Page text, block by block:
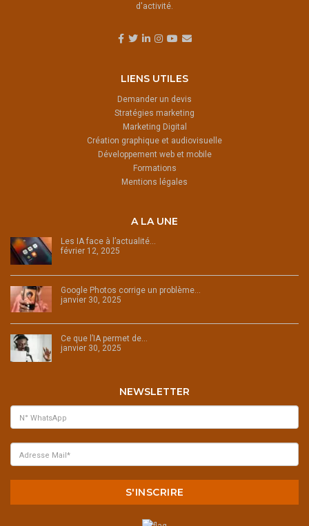
d'activité.
LIENS UTILES
Demander un devis
Stratégies marketing
Marketing Digital
Création graphique et audiovisuelle
Développement web et mobile
Formations
Mentions légales
A LA UNE
Les IA face à l’actualité…
février 12, 2025
Google Photos corrige un problème…
janvier 30, 2025
Ce que l’IA permet de…
janvier 30, 2025
NEWSLETTER